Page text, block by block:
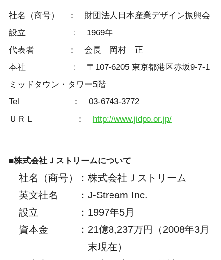
社名（商号） ： 財団法人日本産業デザイン振興会
設立 ： 1969年
代表者 ： 会長 岡村 正
本社 ： 〒107-6205 東京都港区赤坂9-7-1
ミッドタウン・タワー5階
Tel ： 03-6743-3772
ＵＲＬ ： http://www.jidpo.or.jp/
■株式会社Ｊストリームについて
社名（商号） ： 株式会社Ｊストリーム
英文社名
： J-Stream Inc.
設立
： 1997年5月
資本金
： 21億8,237万円（2008年3月
末現在）